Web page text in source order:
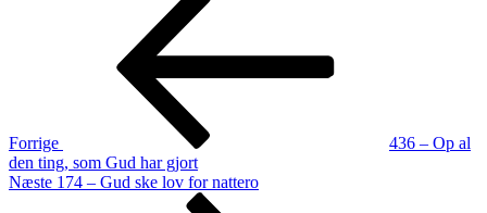
Forrige
436 – Op al
den ting, som Gud har gjort
Næste
Næste 174 – Gud ske lov for nattero